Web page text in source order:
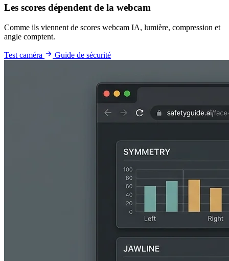
Les scores dépendent de la webcam
Comme ils viennent de scores webcam IA, lumière, compression et
angle comptent.
Test caméra Guide de sécurité